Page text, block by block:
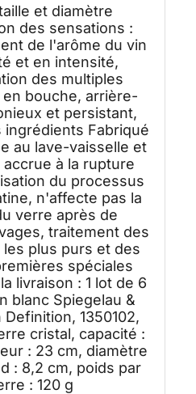
et diamètre
des sensations :
de l'arôme du vin
et en intensité,
des multiples
bouche, arrière-
et persistant,
ingrédients Fabriqué
au lave-vaisselle et
à la rupture
du processus
n'affecte pas la
verre après de
traitement des
plus purs et des
spéciales
livraison : 1 lot de 6
blanc Spiegelau &
1350102,
cristal, capacité :
: 23 cm, diamètre
: 8,2 cm, poids par
: 120 g